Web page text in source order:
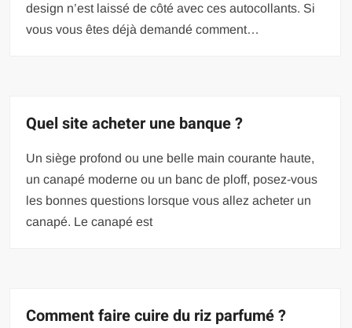
design n’est laissé de côté avec ces autocollants. Si
vous vous êtes déjà demandé comment…
Quel site acheter une banque ?
Un siège profond ou une belle main courante haute,
un canapé moderne ou un banc de ploff, posez-vous
les bonnes questions lorsque vous allez acheter un
canapé. Le canapé est
Comment faire cuire du riz parfumé ?